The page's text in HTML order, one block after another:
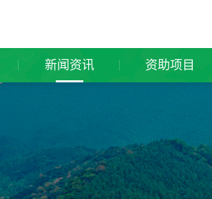
新闻资讯 资助项目